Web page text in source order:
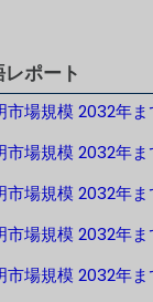
ポート
市場規模 2032年
市場規模 2032年
市場規模 2032年
市場規模 2032年
市場規模 2032年